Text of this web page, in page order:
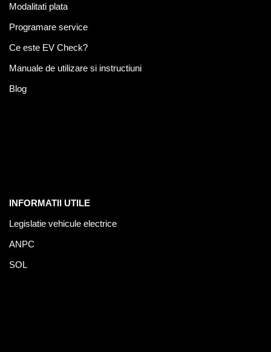
Modalitati plata
Programare service
Ce este EV Check?
Manuale de utilizare si instructiuni
Blog
INFORMATII UTILE
Legislatie vehicule electrice
ANPC
SOL